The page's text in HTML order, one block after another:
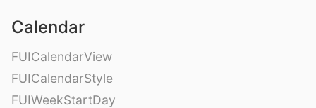
Calendar
FUICalendarView
FUICalendarStyle
FUIWeekStartDay